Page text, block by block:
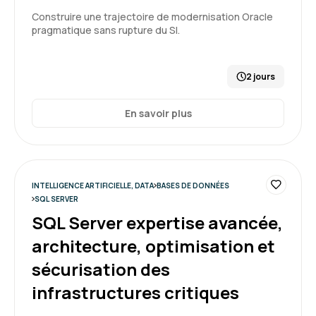
Formation : PostgreSQL administration
5
Formation : PostgreSQL administration
Le 24/11/2025
Construire une trajectoire de modernisation Oracle
pragmatique sans rupture du SI.
2 jours
En savoir plus
INTELLIGENCE ARTIFICIELLE, DATA BASES DE DONNÉES
SQL SERVER
SQL Server expertise avancée,
architecture, optimisation et
sécurisation des
infrastructures critiques